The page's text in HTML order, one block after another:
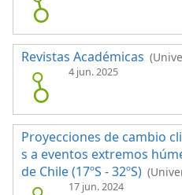
Revistas Académicas
4 jun. 2025
Proyecciones de cambio
s a eventos extremos
de Chile (17ºS - 32ºS)
17 jun. 2024